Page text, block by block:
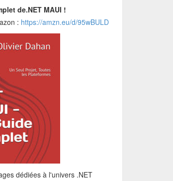
de.NET MAUI !
: https://amzn.eu/d/95wBULD
dédiées à l'univers .NET